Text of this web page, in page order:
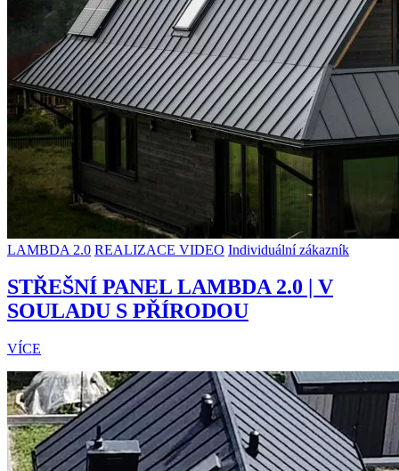
LAMBDA 2.0 REALIZACE VIDEO Individuální zákazník
STŘEŠNÍ PANEL LAMBDA 2.0 | V
SOULADU S PŘÍRODOU
VÍCE